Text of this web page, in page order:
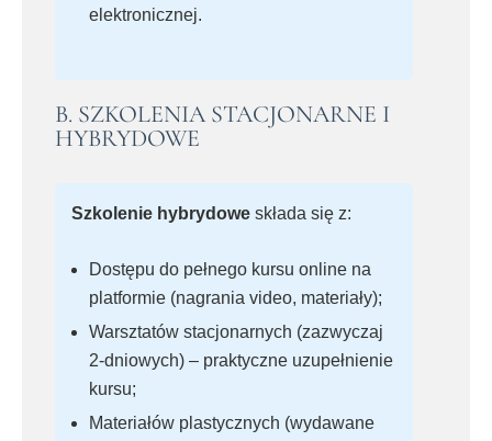
elektronicznej.
B. SZKOLENIA STACJONARNE I
HYBRYDOWE
Szkolenie hybrydowe składa się z:
Dostępu do pełnego kursu online na
platformie (nagrania video, materiały);
Warsztatów stacjonarnych (zazwyczaj
2-dniowych) – praktyczne uzupełnienie
kursu;
Materiałów plastycznych (wydawane